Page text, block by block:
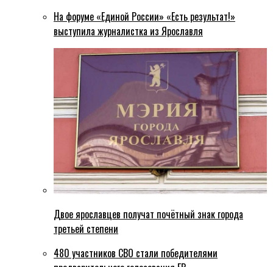
На форуме «Единой России» «Есть результат!»
выступила журналистка из Ярославля
Двое ярославцев получат почётный знак города
третьей степени
480 участников СВО стали победителями